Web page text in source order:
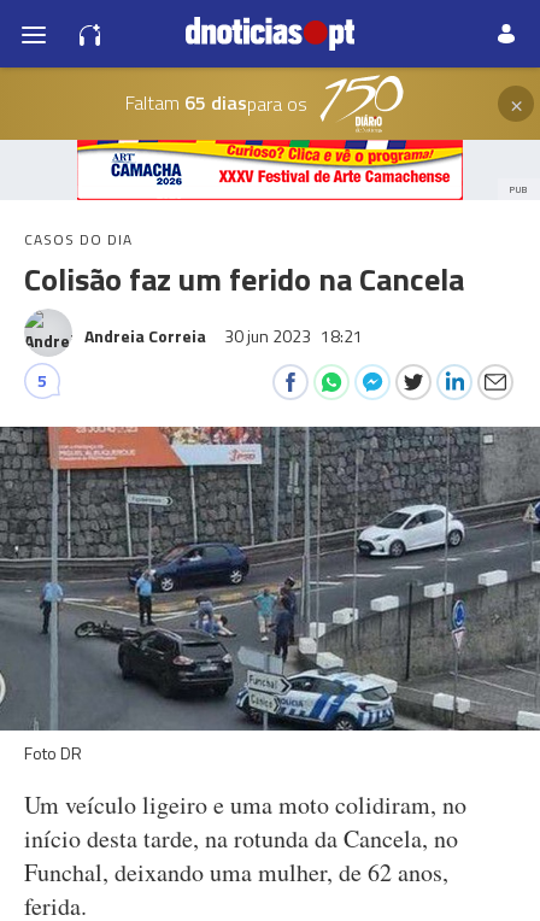
Faltam 65 diaspara os ×
PUB
CASOS DO DIA
Colisão faz um ferido na Cancela
Andreia Correia 30 jun 2023 18:21
5
Foto DR
Um veículo ligeiro e uma moto colidiram, no
início desta tarde, na rotunda da Cancela, no
Funchal, deixando uma mulher, de 62 anos,
ferida.